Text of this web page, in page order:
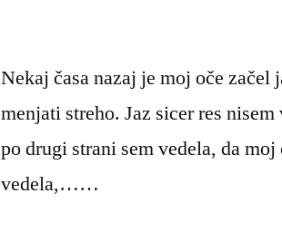
Nekaj časa nazaj je moj oče
menjati streho. Jaz sicer res
po drugi strani sem vedela, da
vedela,……